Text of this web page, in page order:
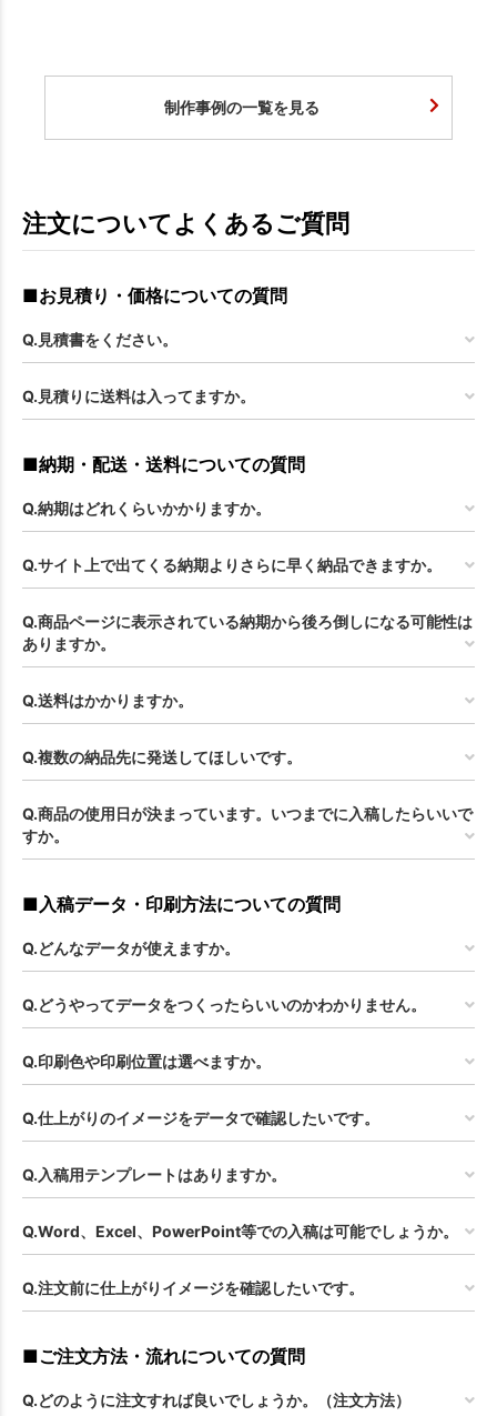
制作事例の一覧を見る
注文についてよくあるご質問
■お見積り・価格についての質問
Q.見積書をください。
Q.見積りに送料は入ってますか。
■納期・配送・送料についての質問
Q.納期はどれくらいかかりますか。
Q.サイト上で出てくる納期よりさらに早く納品できますか。
Q.商品ページに表示されている納期から後ろ倒しになる可能性は
ありますか。
Q.送料はかかりますか。
Q.複数の納品先に発送してほしいです。
Q.商品の使用日が決まっています。いつまでに入稿したらいいで
すか。
■入稿データ・印刷方法についての質問
Q.どんなデータが使えますか。
Q.どうやってデータをつくったらいいのかわかりません。
Q.印刷色や印刷位置は選べますか。
Q.仕上がりのイメージをデータで確認したいです。
Q.入稿用テンプレートはありますか。
Q.Word、Excel、PowerPoint等での入稿は可能でしょうか。
Q.注文前に仕上がりイメージを確認したいです。
■ご注文方法・流れについての質問
Q.どのように注文すれば良いでしょうか。（注文方法）